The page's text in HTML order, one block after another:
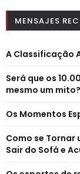
MENSAJES
A Classificação
Será que os
mesmo um mito?
Os Momentos
Como se Tornar
Sair do Sofá e